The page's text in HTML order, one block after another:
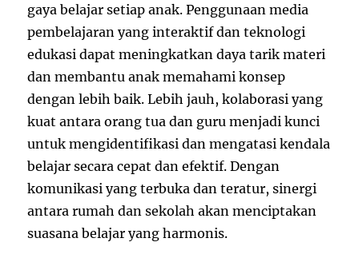
gaya belajar setiap anak. Penggunaan media
pembelajaran yang interaktif dan teknologi
edukasi dapat meningkatkan daya tarik materi
dan membantu anak memahami konsep
dengan lebih baik. Lebih jauh, kolaborasi yang
kuat antara orang tua dan guru menjadi kunci
untuk mengidentifikasi dan mengatasi kendala
belajar secara cepat dan efektif. Dengan
komunikasi yang terbuka dan teratur, sinergi
antara rumah dan sekolah akan menciptakan
suasana belajar yang harmonis.